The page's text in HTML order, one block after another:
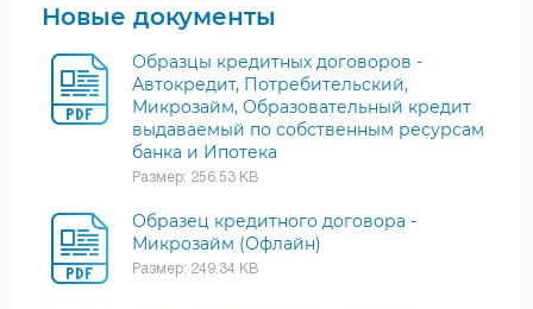
Новые документы
Образцы кредитных договоров -
Автокредит, Потребительский,
Микрозайм, Образовательный кредит
выдаваемый по собственным ресурсам
банка и Ипотека
Размер: 256.53 KB
Образец кредитного договора -
Микрозайм (Офлайн)
Размер: 249.34 KB